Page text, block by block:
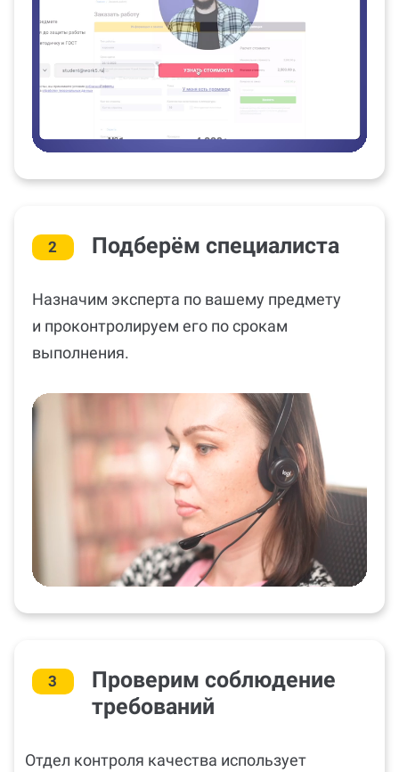
2 Подберём специалиста
Назначим эксперта по вашему предмету
и проконтролируем его по срокам
выполнения.
3
Проверим соблюдение
требований
Отдел контроля качества использует